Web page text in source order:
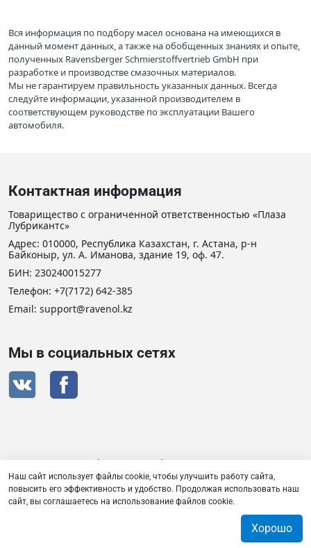
Вся информация по подбору масел основана на имеющихся в
данный момент данных, а также на обобщенных знаниях и опыте,
полученных Ravensberger Schmierstoffvertrieb GmbH при
разработке и производстве смазочных материалов.
Мы не гарантируем правильность указанных данных. Всегда
следуйте информации, указанной производителем в
соответствующем руководстве по эксплуатации Вашего
автомобиля.
Контактная информация
Товарищество с ограниченной ответственностью «Плаза
Лубрикантс»
Адрес: 010000, Республика Казахстан, г. Астана, р-н
Байконыр, ул. А. Иманова, здание 19, оф. 47.
БИН: 230240015277
Телефон: +7(7172) 642-385
Email: support@ravenol.kz
Мы в социальных сетях
Сертификат дистрибьютора RAVENOL
Товарищество с ограниченной ответственностью «Плаза
Наш сайт использует файлы cookie, чтобы улучшить работу сайта,
повысить его эффективность и удобство. Продолжая использовать наш
сайт, вы соглашаетесь на использование файлов cookie.
Хорошо